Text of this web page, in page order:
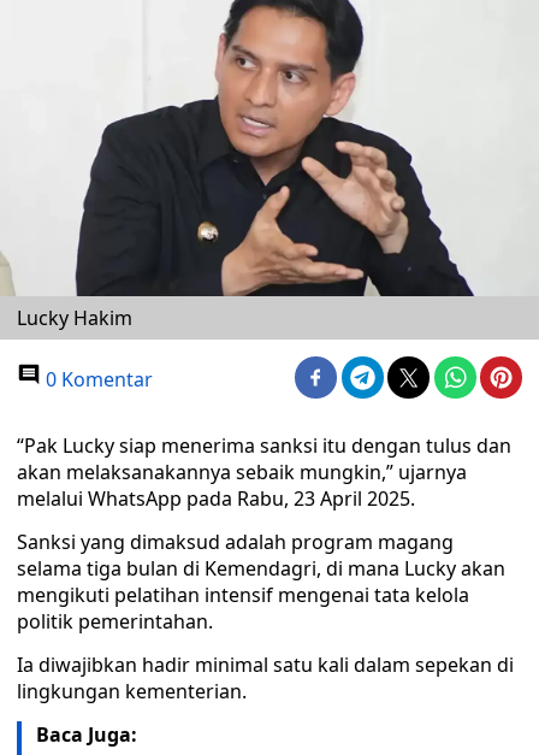
Lucky Hakim
0 Komentar
“Pak Lucky siap menerima sanksi itu dengan tulus dan
akan melaksanakannya sebaik mungkin,” ujarnya
melalui WhatsApp pada Rabu, 23 April 2025.
Sanksi yang dimaksud adalah program magang
selama tiga bulan di Kemendagri, di mana Lucky akan
mengikuti pelatihan intensif mengenai tata kelola
politik pemerintahan.
Ia diwajibkan hadir minimal satu kali dalam sepekan di
lingkungan kementerian.
Baca Juga: